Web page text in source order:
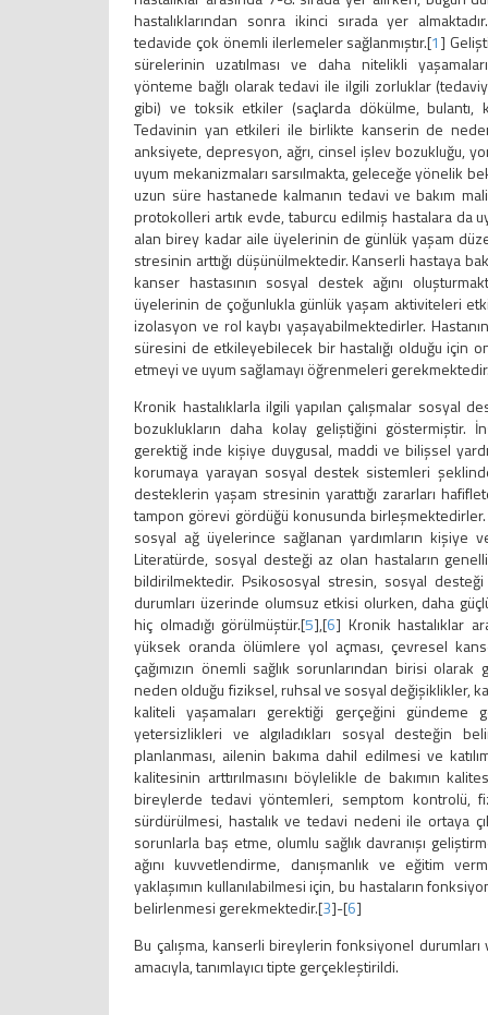
hastalıklarından sonra ikinci sırada yer
tedavide çok önemli ilerlemeler sağlanmıştır.[1]
sürelerinin uzatılması ve daha nitelikli yaşamaları
yönteme bağlı olarak tedavi ile ilgili zorluklar
gibi) ve toksik etkiler (saçlarda dökülme, bulantı,
Tedavinin yan etkileri ile birlikte kanserin de
anksiyete, depresyon, ağrı, cinsel işlev bozukluğu,
uyum mekanizmaları sarsılmakta, geleceğe yönelik
uzun süre hastanede kalmanın tedavi ve bakım
protokolleri artık evde, taburcu edilmiş hastalara da
alan birey kadar aile üyelerinin de günlük yaşam
stresinin arttığı düşünülmektedir. Kanserli hastaya
kanser hastasının sosyal destek ağını
üyelerinin de çoğunlukla günlük yaşam aktiviteleri
izolasyon ve rol kaybı yaşayabilmektedirler.
süresini de etkileyebilecek bir hastalığı olduğu için
etmeyi ve uyum sağlamayı öğrenmeleri
Kronik hastalıklarla ilgili yapılan çalışmalar sosyal
bozuklukların daha kolay geliştiğini göstermiştir.
gerektiğ inde kişiye duygusal, maddi ve bilişsel
korumaya yarayan sosyal destek sistemleri şeklinde
desteklerin yaşam stresinin yarattığı zararları
tampon görevi gördüğü konusunda
sosyal ağ üyelerince sağlanan yardımların kişiye
Literatürde, sosyal desteği az olan hastaların
bildirilmektedir. Psikososyal stresin, sosyal
durumları üzerinde olumsuz etkisi olurken, daha
hiç olmadığı görülmüştür.[5],[6] Kronik hastalıklar
yüksek oranda ölümlere yol açması, çevresel
çağımızın önemli sağlık sorunlarından birisi
neden olduğu fiziksel, ruhsal ve sosyal değişiklikler,
kaliteli yaşamaları gerektiği gerçeğini gündeme
yetersizlikleri ve algıladıkları sosyal desteğin
planlanması, ailenin bakıma dahil edilmesi ve
kalitesinin arttırılmasını böylelikle de bakımın
bireylerde tedavi yöntemleri, semptom kontrolü,
sürdürülmesi, hastalık ve tedavi nedeni ile ortaya
sorunlarla baş etme, olumlu sağlık davranışı
ağını kuvvetlendirme, danışmanlık ve eğitim
yaklaşımın kullanılabilmesi için, bu hastaların
belirlenmesi gerekmektedir.[3]-[6]
Bu çalışma, kanserli bireylerin fonksiyonel
amacıyla, tanımlayıcı tipte gerçekleştirildi.